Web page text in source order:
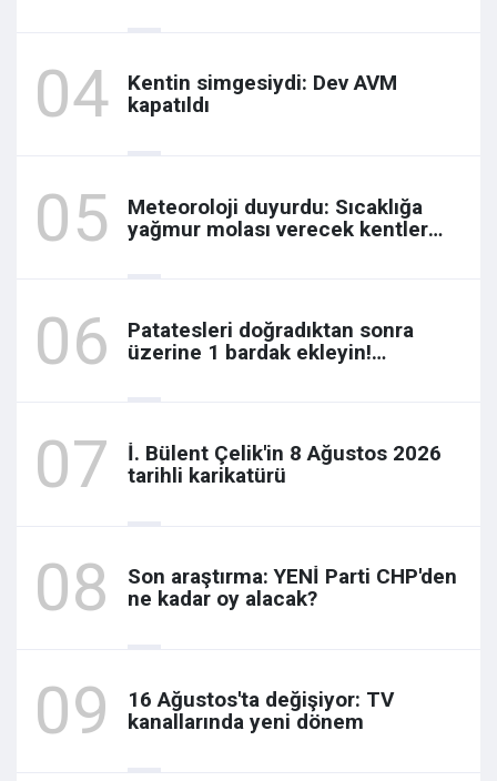
Kentin simgesiydi: Dev AVM
kapatıldı
Meteoroloji duyurdu: Sıcaklığa
yağmur molası verecek kentler
Patatesleri doğradıktan sonra
üzerine 1 bardak ekleyin!
İ. Bülent Çelik'in 8 Ağustos 2026
tarihli karikatürü
Son araştırma: YENİ Parti CHP'den
ne kadar oy alacak?
16 Ağustos'ta değişiyor: TV
kanallarında yeni dönem